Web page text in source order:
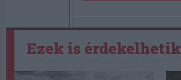
Ezek is érdekelhetik